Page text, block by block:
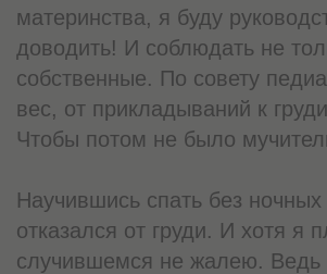
материнства, я буду
доводить! И соблюдать не
собственные. По совету
вес, от прикладываний к
Чтобы потом не было
Научившись спать без
отказался от груди. И хотя я
случившемся не жалею.